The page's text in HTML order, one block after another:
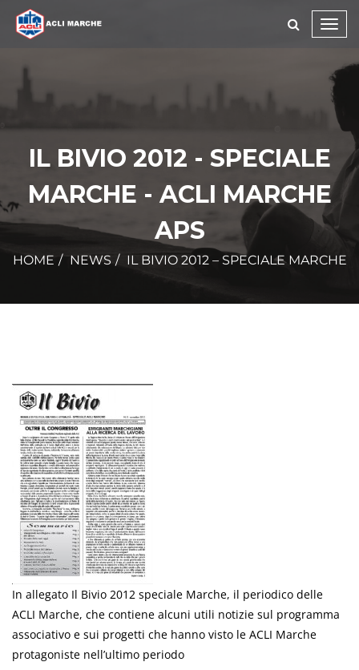
IL BIVIO 2012 - SPECIALE
MARCHE - ACLI MARCHE
APS
HOME NEWS IL BIVIO 2012 – SPECIALE MARCHE
In allegato Il Bivio 2012 speciale Marche, il periodico delle
ACLI Marche, che contiene alcuni utili notizie sul programma
associativo e sui progetti che hanno visto le ACLI Marche
protagoniste nell’ultimo periodo